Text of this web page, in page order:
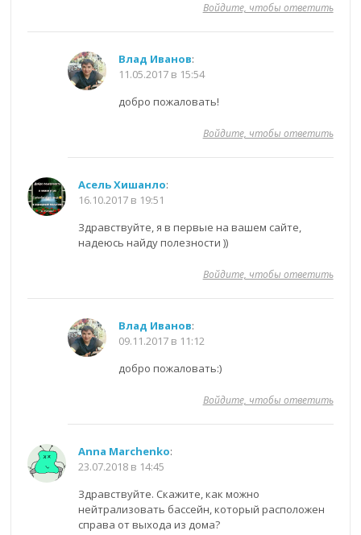
Войдите, чтобы ответить
Влад Иванов:
11.05.2017 в 15:54
добро пожаловать!
Войдите, чтобы ответить
Асель Хишанло:
16.10.2017 в 19:51
Здравствуйте, я в первые на вашем сайте,
надеюсь найду полезности ))
Войдите, чтобы ответить
Влад Иванов:
09.11.2017 в 11:12
добро пожаловать:)
Войдите, чтобы ответить
Anna Marchenko:
23.07.2018 в 14:45
Здравствуйте. Скажите, как можно
нейтрализовать бассейн, который расположен
справа от выхода из дома?